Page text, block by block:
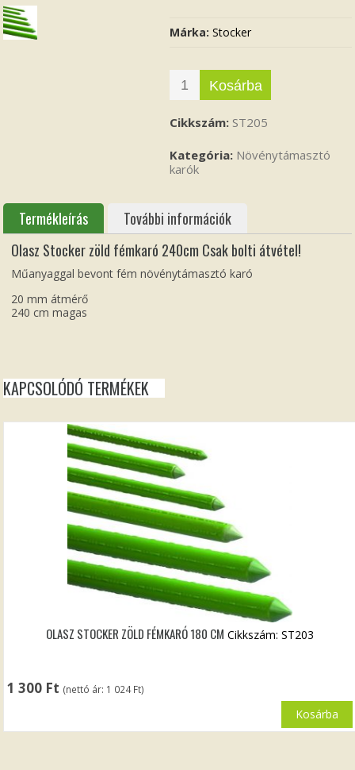
Márka:Stocker
Kosárba
Cikkszám: ST205
Kategória: Növénytámasztó
karók
Termékleírás
További információk
Olasz Stocker zöld fémkaró 240cm Csak bolti átvétel!
Műanyaggal bevont fém növénytámasztó karó
20 mm átmérő
240 cm magas
KAPCSOLÓDÓ TERMÉKEK
OLASZ STOCKER ZÖLD FÉMKARÓ 180 CM
1 300 Ft (nettó ár: 1 024Ft)
Cikkszám: ST203
Kosárba